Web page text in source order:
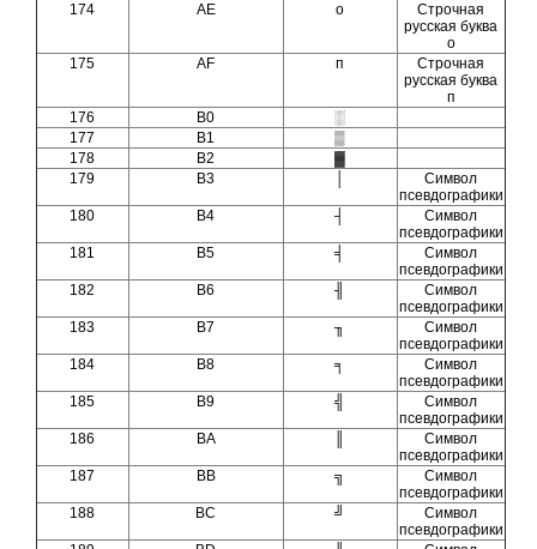
174
AE о
Строчная
русская буква
о
175
AF п
Строчная
русская буква
п
176
B0
░
177
B1
▒
178
B2
▓
179
B3
Символ
псевдографики
180
B4 ┤
Символ
псевдографики
181
B5 ╡
Символ
псевдографики
182
B6 ╢
Символ
псевдографики
183
B7 ╖
Символ
псевдографики
184
B8 ╕
Символ
псевдографики
185
B9 ╣
Символ
псевдографики
186
BA
Символ
псевдографики
187
BB ╗
Символ
псевдографики
188
BC ╝
Символ
псевдографики